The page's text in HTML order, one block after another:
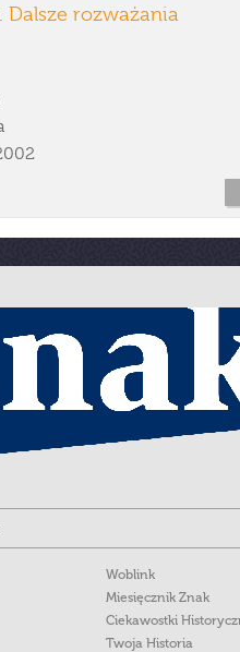
rozważania
Woblink
Miesięcznik Znak
Ciekawostki
Twoja Historia